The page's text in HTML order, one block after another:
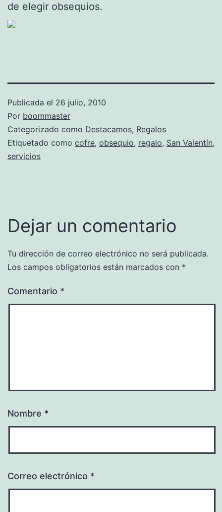
de elegir obsequios.
Publicada el 26 julio, 2010
Por boommaster
Categorizado como Destacamos, Regalos
Etiquetado como cofre, obsequio, regalo, San Valentín,
servicios
Dejar un comentario
Tu dirección de correo electrónico no será publicada.
Los campos obligatorios están marcados con *
Comentario *
Nombre *
Correo electrónico *